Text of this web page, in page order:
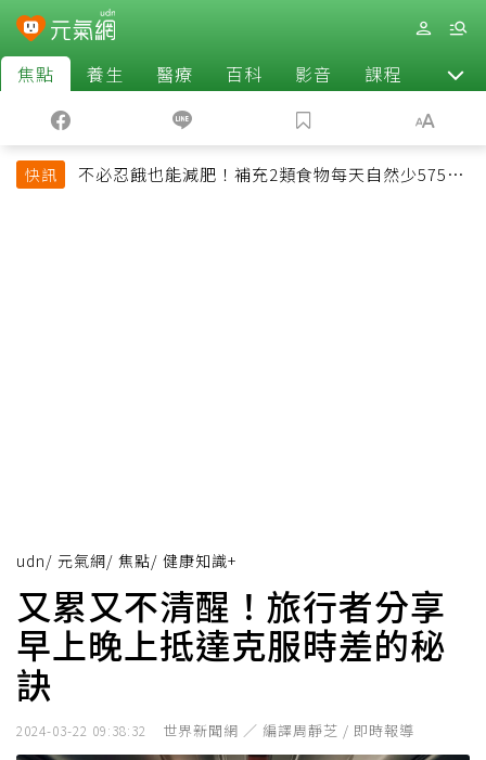
焦點 養生 醫療 百科 影音 課程 退休
快訊
不必忍餓也能減肥！補充2類食物每天自然少575大
udn/ 元氣網/ 焦點/ 健康知識+
又累又不清醒！旅行者分享
早上晚上抵達克服時差的秘
訣
2024-03-22 09:38:32 世界新聞網 ／ 編譯周靜芝 / 即時報導